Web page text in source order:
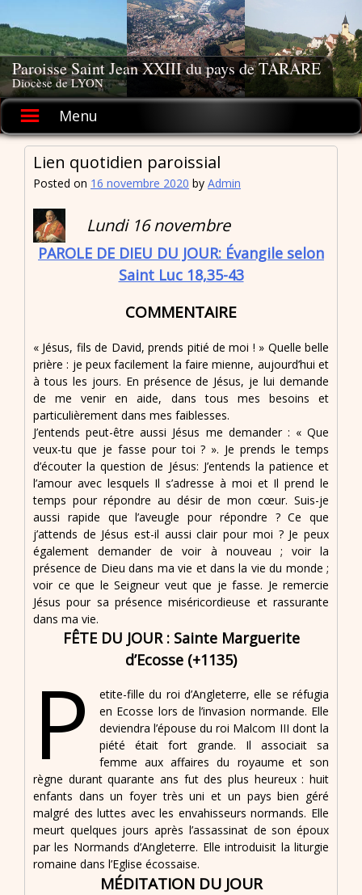
to
content
Paroisse Saint Jean XXIII du pays de TARARE
Diocèse de LYON
Menu
Lien quotidien paroissial
Posted on 16 novembre 2020 by Admin
Lundi 16 novembre
PAROLE DE DIEU DU JOUR: Évangile selon
Saint Luc 18,35-43
COMMENTAIRE
« Jésus, fils de David, prends pitié de moi ! » Quelle belle
prière : je peux facilement la faire mienne, aujourd’hui et
à tous les jours. En présence de Jésus, je lui demande
de me venir en aide, dans tous mes besoins et
particulièrement dans mes faiblesses.
J’entends peut-être aussi Jésus me demander : « Que
veux-tu que je fasse pour toi ? ». Je prends le temps
d’écouter la question de Jésus: J’entends la patience et
l’amour avec lesquels Il s’adresse à moi et Il prend le
temps pour répondre au désir de mon cœur. Suis-je
aussi rapide que l’aveugle pour répondre ? Ce que
j’attends de Jésus est-il aussi clair pour moi ? Je peux
également demander de voir à nouveau ; voir la
présence de Dieu dans ma vie et dans la vie du monde ;
voir ce que le Seigneur veut que je fasse. Je remercie
Jésus pour sa présence miséricordieuse et rassurante
dans ma vie.
FÊTE DU JOUR : Sainte Marguerite
d’Ecosse (+1135)
P
etite-fille du roi d’Angleterre, elle se réfugia
en Ecosse lors de l’invasion normande. Elle
deviendra l’épouse du roi Malcom III dont la
piété était fort grande. Il associait sa
femme aux affaires du royaume et son
règne durant quarante ans fut des plus heureux : huit
enfants dans un foyer très uni et un pays bien géré
malgré des luttes avec les envahisseurs normands. Elle
meurt quelques jours après l’assassinat de son époux
par les Normands d’Angleterre. Elle introduisit la liturgie
romaine dans l’Eglise écossaise.
MÉDITATION DU JOUR